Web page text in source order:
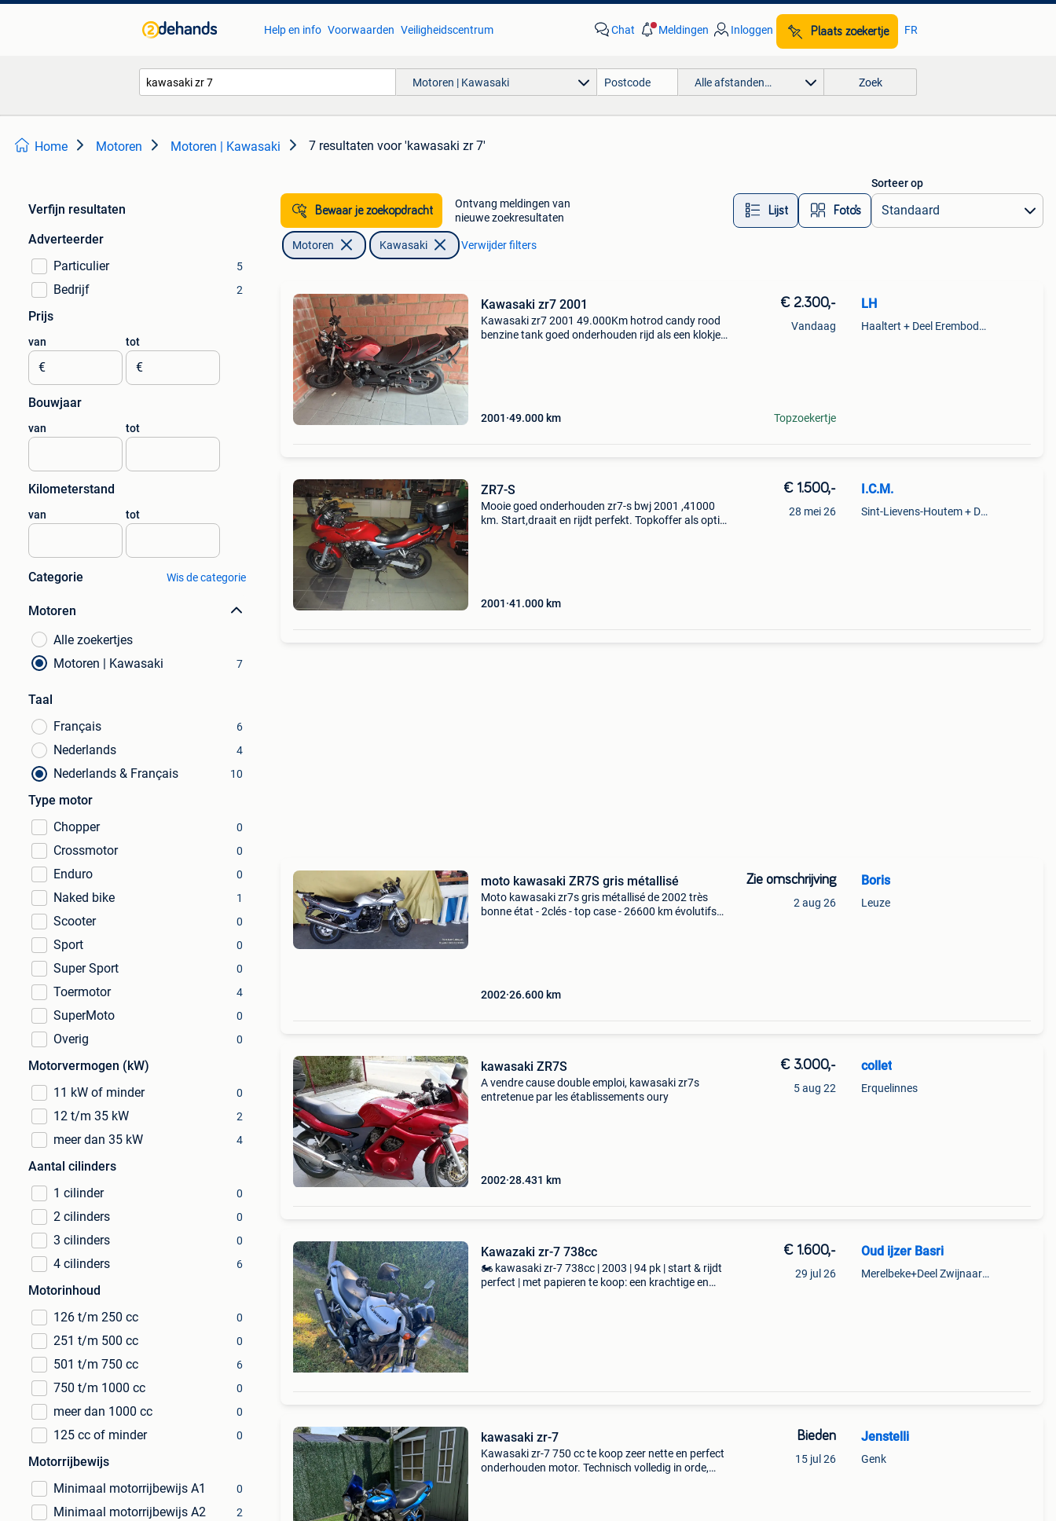
Help en info Voorwaarden Veiligheidscentrum Chat Meldingen Inloggen Plaats zoekertje FR
Motoren | Kawasaki Alle afstanden… Zoek
Home Motoren Motoren | Kawasaki 7 resultaten voor 'kawasaki zr 7'
Verfijn resultaten
Adverteerder
Particulier
5
Bedrijf 2
Prijs
van
€
tot
€
Bouwjaar
van tot
Kilometerstand
van tot
Categorie Wis de categorie
Motoren
Alle zoekertjes
Motoren | Kawasaki
7
Taal
Français
6
Nederlands 4
Nederlands & Français 10
Type motor
Chopper
0
Crossmotor 0
Enduro 0
Naked bike 1
Scooter 0
Sport 0
Super Sport 0
Toermotor 4
SuperMoto 0
Overig 0
Motorvermogen (kW)
11 kW of minder
0
12 t/m 35 kW 2
meer dan 35 kW 4
Aantal cilinders
1 cilinder
0
2 cilinders 0
3 cilinders 0
4 cilinders 6
Motorinhoud
126 t/m 250 cc
0
251 t/m 500 cc 0
501 t/m 750 cc 6
750 t/m 1000 cc 0
meer dan 1000 cc 0
125 cc of minder 0
Motorrijbewijs
Minimaal motorrijbewijs A1
0
Minimaal motorrijbewijs A2 2
Bewaar je zoekopdracht
Ontvang meldingen van
nieuwe zoekresultaten
Lijst Foto’s
Sorteer op
Motoren Kawasaki Verwijder filters
Kawasaki zr7 2001
Kawasaki zr7 2001 49.000Km hotrod candy rood
benzine tank goed onderhouden rijd als een klokje
2001 49.000 km
€ 2.300,-
Vandaag
Topzoekertje
LH
Haaltert + Deel Erembodegem
ZR7-S
Mooie goed onderhouden zr7-s bwj 2001 ,41000
km. Start,draait en rijdt perfekt. Topkoffer als optie
2001 41.000 km
€ 1.500,-
28 mei 26
I.C.M.
Sint-Lievens-Houtem + Deel Oombergen
moto kawasaki ZR7S gris métallisé
Moto kawasaki zr7s gris métallisé de 2002 très
bonne état - 2clés - top case - 26600 km évolutifs
2002 26.600 km
Zie omschrijving
2 aug 26
Boris
Leuze
kawasaki ZR7S
A vendre cause double emploi, kawasaki zr7s
entretenue par les établissements oury
2002 28.431 km
€ 3.000,-
5 aug 22
collet
Erquelinnes
Kawazaki zr-7 738cc
🏍️ kawasaki zr-7 738cc | 2003 | 94 pk | start & rijdt
perfect | met papieren te koop: een krachtige en
€ 1.600,-
29 jul 26
Oud ijzer Basri
Merelbeke+Deel Zwijnaarde
kawasaki zr-7
Kawasaki zr-7 750 cc te koop zeer nette en perfect
onderhouden motor. Technisch volledig in orde,
Bieden
15 jul 26
Jenstelli
Genk